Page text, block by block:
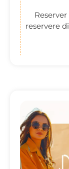
reservere